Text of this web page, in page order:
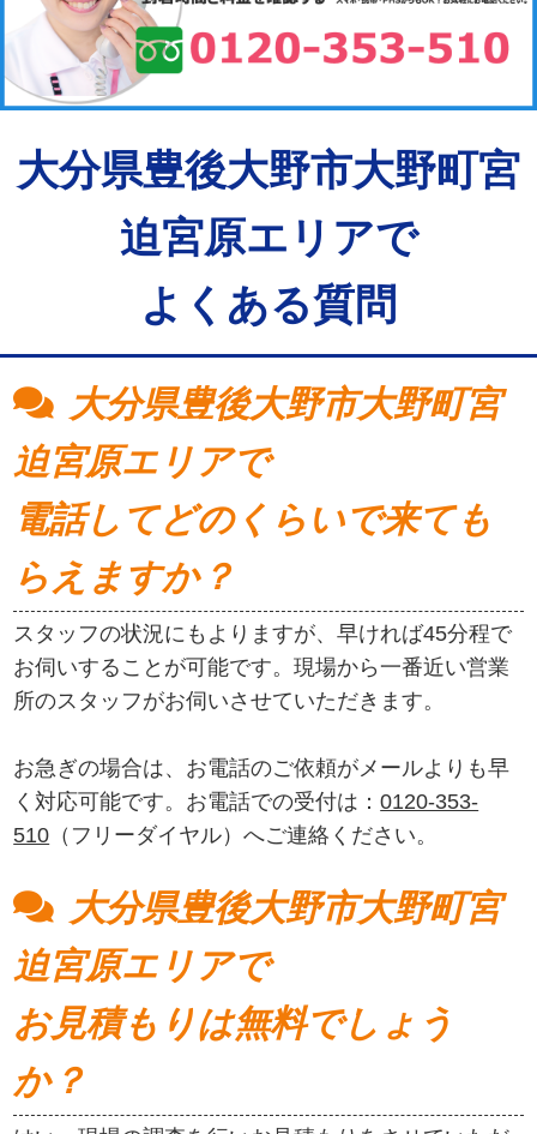
大分県豊後大野市大野町宮
迫宮原エリアで
よくある質問
大分県豊後大野市大野町宮
迫宮原エリアで
電話してどのくらいで来ても
らえますか？
スタッフの状況にもよりますが、早ければ45分程で
お伺いすることが可能です。現場から一番近い営業
所のスタッフがお伺いさせていただきます。
お急ぎの場合は、お電話のご依頼がメールよりも早
く対応可能です。お電話での受付は：0120-353-
510 （フリーダイヤル）へご連絡ください。
大分県豊後大野市大野町宮
迫宮原エリアで
お見積もりは無料でしょう
か？